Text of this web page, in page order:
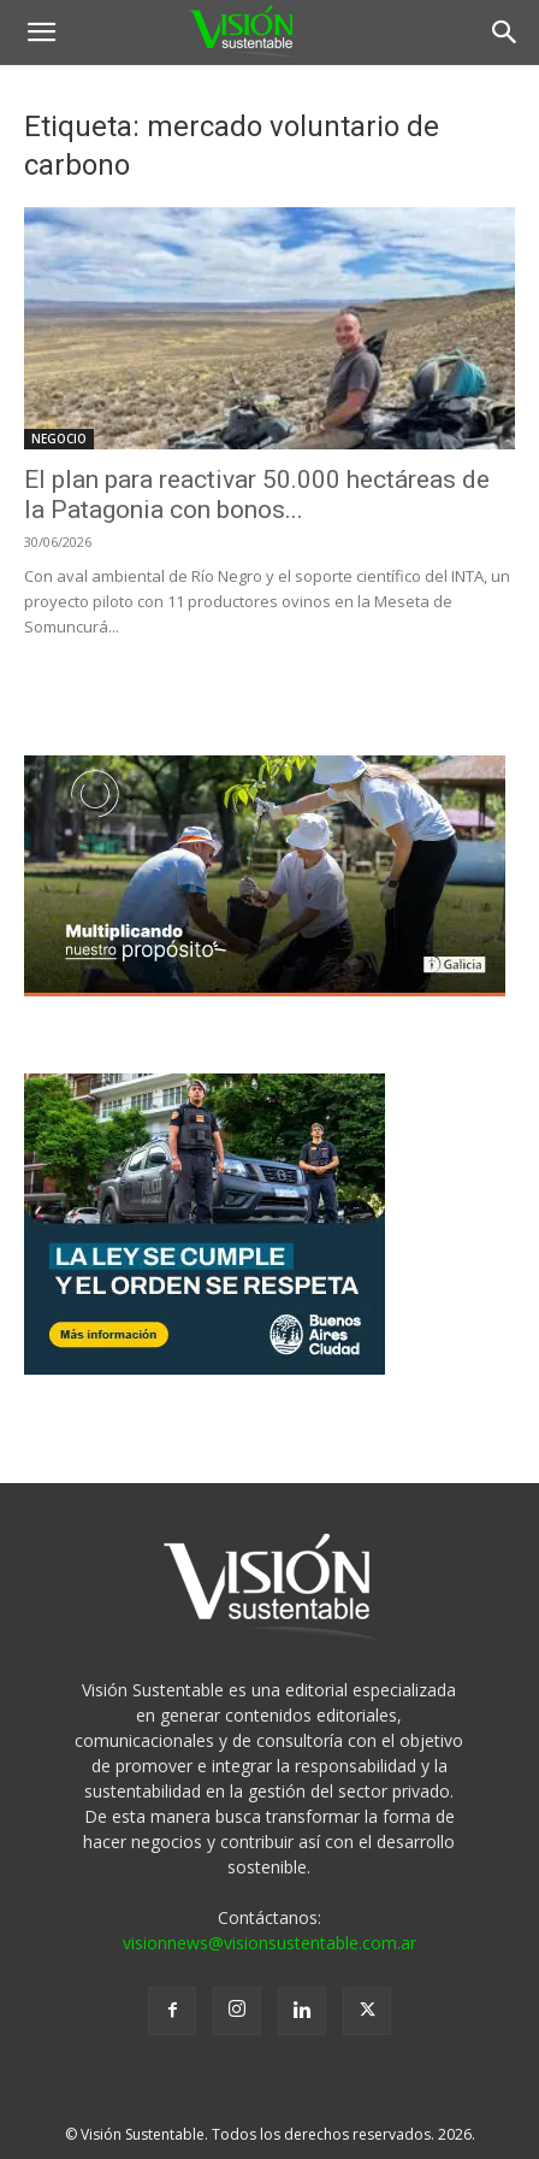
Etiqueta: mercado voluntario de
carbono
NEGOCIO
El plan para reactivar 50.000 hectáreas de
la Patagonia con bonos...
30/06/2026
Con aval ambiental de Río Negro y el soporte científico del INTA, un
proyecto piloto con 11 productores ovinos en la Meseta de
Somuncurá...
Visión Sustentable es una editorial especializada
en generar contenidos editoriales,
comunicacionales y de consultoría con el objetivo
de promover e integrar la responsabilidad y la
sustentabilidad en la gestión del sector privado.
De esta manera busca transformar la forma de
hacer negocios y contribuir así con el desarrollo
sostenible.
Contáctanos:
visionnews@visionsustentable.com.ar
© Visión Sustentable. Todos los derechos reservados. 2026.